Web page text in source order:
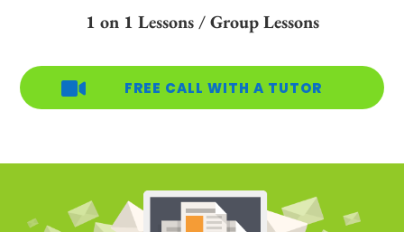
1 on 1 Lessons / Group Lessons
 FREE CALL WITH A TUTOR